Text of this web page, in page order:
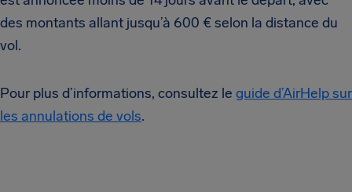
des montants allant jusqu’à 600 € selon la distance du
vol.
Pour plus d’informations, consultez le guide d’AirHelp sur
les annulations de vols.